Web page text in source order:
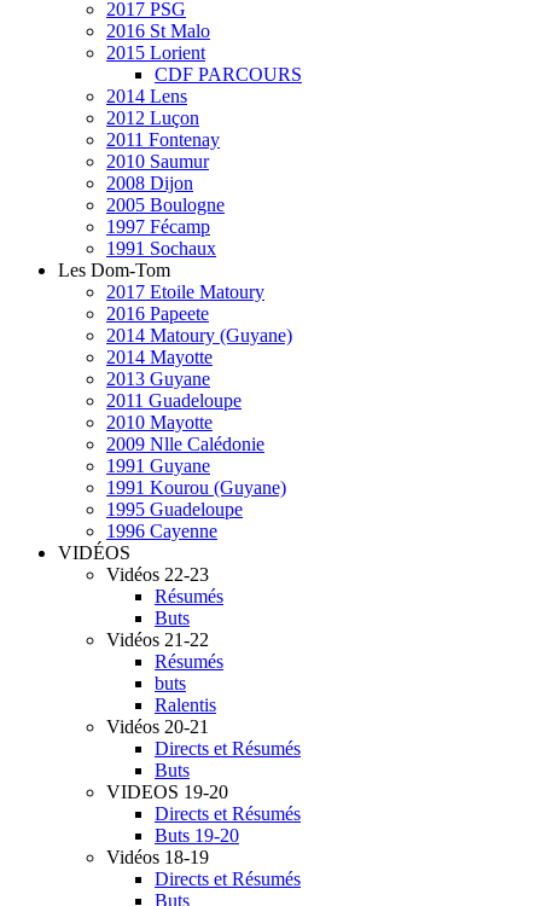
2017 PSG
2016 St Malo
2015 Lorient
CDF PARCOURS
2014 Lens
2012 Luçon
2011 Fontenay
2010 Saumur
2008 Dijon
2005 Boulogne
1997 Fécamp
1991 Sochaux
Les Dom-Tom
2017 Etoile Matoury
2016 Papeete
2014 Matoury (Guyane)
2014 Mayotte
2013 Guyane
2011 Guadeloupe
2010 Mayotte
2009 Nlle Calédonie
1991 Guyane
1991 Kourou (Guyane)
1995 Guadeloupe
1996 Cayenne
VIDÉOS
Vidéos 22-23
Résumés
Buts
Vidéos 21-22
Résumés
buts
Ralentis
Vidéos 20-21
Directs et Résumés
Buts
VIDEOS 19-20
Directs et Résumés
Buts 19-20
Vidéos 18-19
Directs et Résumés
Buts